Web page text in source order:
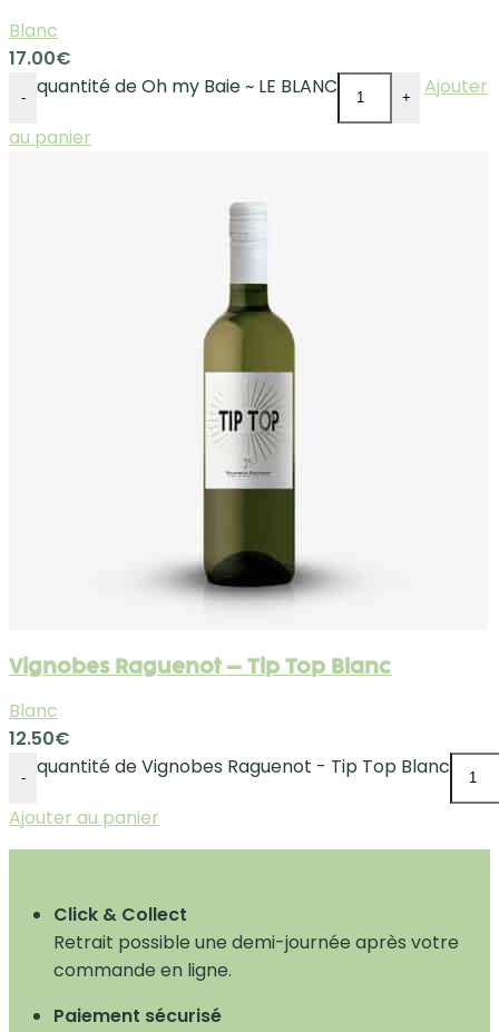
Blanc
17.00€
- quantité de Oh my Baie ~ LE BLANC +
Ajouter
au panier
Vignobes Raguenot – Tip Top Blanc
Blanc
12.50€
-
quantité de Vignobes Raguenot - Tip Top Blanc
Ajouter au panier
Click & Collect
Retrait possible une demi-journée après votre
commande en ligne.
Paiement sécurisé